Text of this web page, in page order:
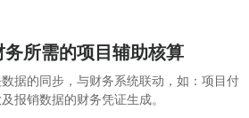
务所需的项目辅助核算
据的同步，与财务系统联动，如：项目付
报销数据的财务凭证生成。